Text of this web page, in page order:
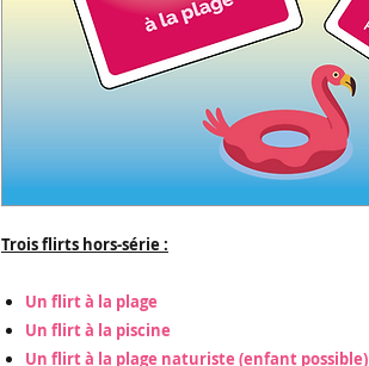
Trois flirts hors-série :
Un flirt à la plage
Un flirt à la piscine
Un flirt à la plage naturiste (enfant possible)